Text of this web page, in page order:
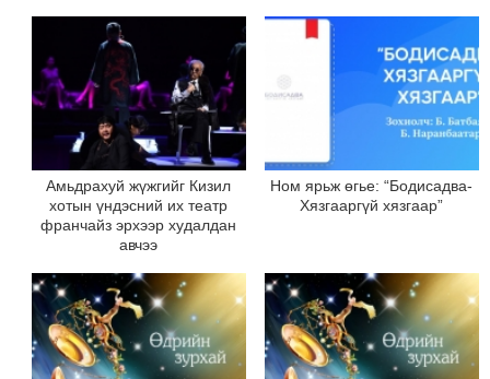
Амьдрахуй жүжгийг Кизил
хотын үндэсний их театр
франчайз эрхээр худалдан
авчээ
Ном ярьж өгье: “Бодисадва-
Хязгааргүй хязгаар”